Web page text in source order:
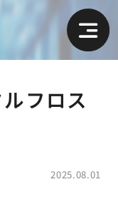
フロス
2025.08.01